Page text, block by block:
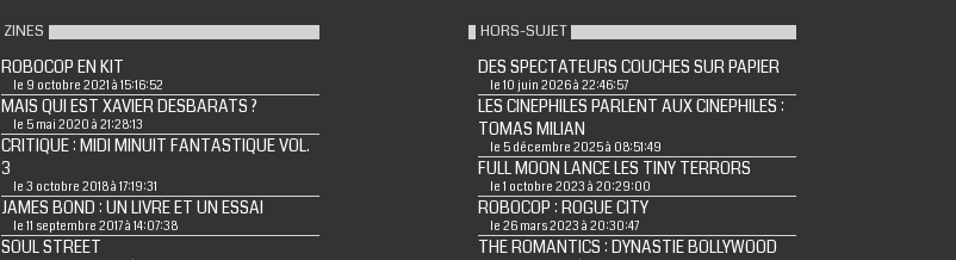
ZINES
ROBOCOP EN KIT
le 9 octobre 2021 à 15:16:52
MAIS QUI EST XAVIER DESBARATS ?
le 5 mai 2020 à 21:28:13
CRITIQUE : MIDI MINUIT FANTASTIQUE VOL.
3
le 3 octobre 2018 à 17:19:31
JAMES BOND : UN LIVRE ET UN ESSAI
le 11 septembre 2017 à 14:07:38
SOUL STREET
HORS-SUJET
DES SPECTATEURS COUCHES SUR PAPIER
le 10 juin 2026 à 22:46:57
LES CINEPHILES PARLENT AUX CINEPHILES :
TOMAS MILIAN
le 5 décembre 2025 à 08:51:49
FULL MOON LANCE LES TINY TERRORS
le 1 octobre 2023 à 20:29:00
ROBOCOP : ROGUE CITY
le 26 mars 2023 à 20:30:47
THE ROMANTICS : DYNASTIE BOLLYWOOD